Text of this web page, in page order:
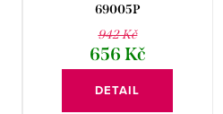
69005P
942 Kč
656 Kč
DETAIL